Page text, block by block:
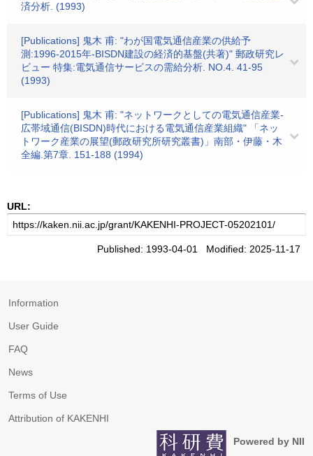
済分析. (1993)
[Publications] 鬼木 甫: "わが国電気通信産業の供給予
測:1996-2015年-BISDN建設の経済的基盤(共著)" 郵政研究レ
ビュー 特集:電気通信サービスの需給分析. NO.4. 41-95
(1993)
[Publications] 鬼木 甫: "ネットワークとしての電気通信産業-
広帯域通信(BISDN)時代における電気通信産業組織" 「ネッ
トワーク産業の展望(郵政研究所研究叢書)」南部・伊藤・木
全編.第7章. 151-188 (1994)
URL:
Published: 1993-04-01 Modified: 2025-11-17
Information
User Guide
FAQ
News
Terms of Use
Attribution of KAKENHI
Powered by NII